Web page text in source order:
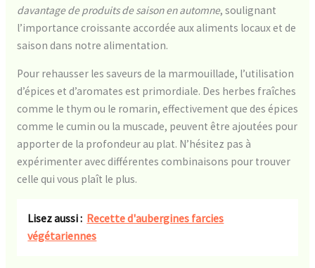
davantage de produits de saison en automne, soulignant
l’importance croissante accordée aux aliments locaux et de
saison dans notre alimentation.
Pour rehausser les saveurs de la marmouillade, l’utilisation
d’épices et d’aromates est primordiale. Des herbes fraîches
comme le thym ou le romarin, effectivement que des épices
comme le cumin ou la muscade, peuvent être ajoutées pour
apporter de la profondeur au plat. N’hésitez pas à
expérimenter avec différentes combinaisons pour trouver
celle qui vous plaît le plus.
Lisez aussi : Recette d'aubergines farcies
végétariennes